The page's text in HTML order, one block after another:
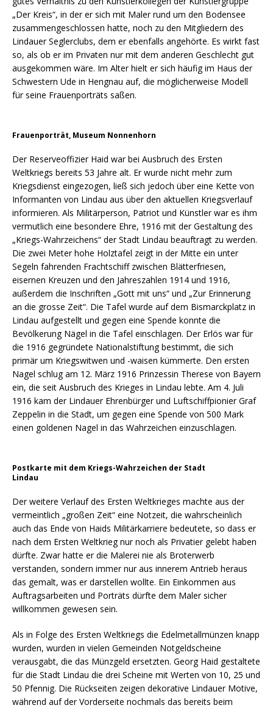
„Der Kreis“, in der er sich mit Maler rund um den Bodensee
zusammengeschlossen hatte, noch zu den Mitgliedern des
Lindauer Seglerclubs, dem er ebenfalls angehörte. Es wirkt fast
so, als ob er im Privaten nur mit dem anderen Geschlecht gut
ausgekommen wäre. Im Alter hielt er sich häufig im Haus der
Schwestern Ude in Hengnau auf, die möglicherweise Modell
für seine Frauenporträts saßen.
Frauenporträt, Museum Nonnenhorn
Der Reserveoffizier Haid war bei Ausbruch des Ersten
Weltkriegs bereits 53 Jahre alt. Er wurde nicht mehr zum
Kriegsdienst eingezogen, ließ sich jedoch über eine Kette von
Informanten von Lindau aus über den aktuellen Kriegsverlauf
informieren. Als Militärperson, Patriot und Künstler war es ihm
vermutlich eine besondere Ehre, 1916 mit der Gestaltung des
„Kriegs-Wahrzeichens“ der Stadt Lindau beauftragt zu werden.
Die zwei Meter hohe Holztafel zeigt in der Mitte ein unter
Segeln fahrenden Frachtschiff zwischen Blätterfriesen,
eisernen Kreuzen und den Jahreszahlen 1914 und 1916,
außerdem die Inschriften „Gott mit uns“ und „Zur Erinnerung
an die grosse Zeit“. Die Tafel wurde auf dem Bismarckplatz in
Lindau aufgestellt und gegen eine Spende konnte die
Bevölkerung Nägel in die Tafel einschlagen. Der Erlös war für
die 1916 gegründete Nationalstiftung bestimmt, die sich
primär um Kriegswitwen und -waisen kümmerte. Den ersten
Nagel schlug am 12. März 1916 Prinzessin Therese von Bayern
ein, die seit Ausbruch des Krieges in Lindau lebte. Am 4. Juli
1916 kam der Lindauer Ehrenbürger und Luftschiffpionier Graf
Zeppelin in die Stadt, um gegen eine Spende von 500 Mark
einen goldenen Nagel in das Wahrzeichen einzuschlagen.
Postkarte mit dem Kriegs-Wahrzeichen der Stadt
Lindau
Der weitere Verlauf des Ersten Weltkrieges machte aus der
vermeintlich „großen Zeit“ eine Notzeit, die wahrscheinlich
auch das Ende von Haids Militärkarriere bedeutete, so dass er
nach dem Ersten Weltkrieg nur noch als Privatier gelebt haben
dürfte. Zwar hatte er die Malerei nie als Broterwerb
verstanden, sondern immer nur aus innerem Antrieb heraus
das gemalt, was er darstellen wollte. Ein Einkommen aus
Auftragsarbeiten und Porträts dürfte dem Maler sicher
willkommen gewesen sein.
Als in Folge des Ersten Weltkriegs die Edelmetallmünzen knapp
wurden, wurden in vielen Gemeinden Notgeldscheine
verausgabt, die das Münzgeld ersetzten. Georg Haid gestaltete
für die Stadt Lindau die drei Scheine mit Werten von 10, 25 und
50 Pfennig. Die Rückseiten zeigen dekorative Lindauer Motive,
während auf der Vorderseite nochmals das bereits beim